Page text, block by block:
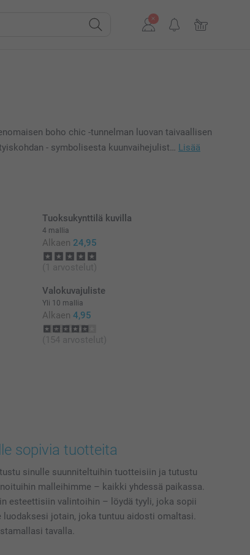
boho chic -tunnelman luovan taivaallisen
- symbolisesta kuunvaihejulist… Lisää
Tuoksukynttilä kuvilla
4 mallia
Alkaen 24,95
(1 arvostelut)
Valokuvajuliste
Yli 10 mallia
Alkaen 4,95
(154 arvostelut)
sopivia tuotteita
sinulle suunniteltuihin tuotteisiin ja tutustu
malleihimme – kaikki yhdessä paikassa.
esteettisiin valintoihin – löydä tyyli, joka sopii
luodaksesi jotain, joka tuntuu aidosti omaltasi.
tavalla.